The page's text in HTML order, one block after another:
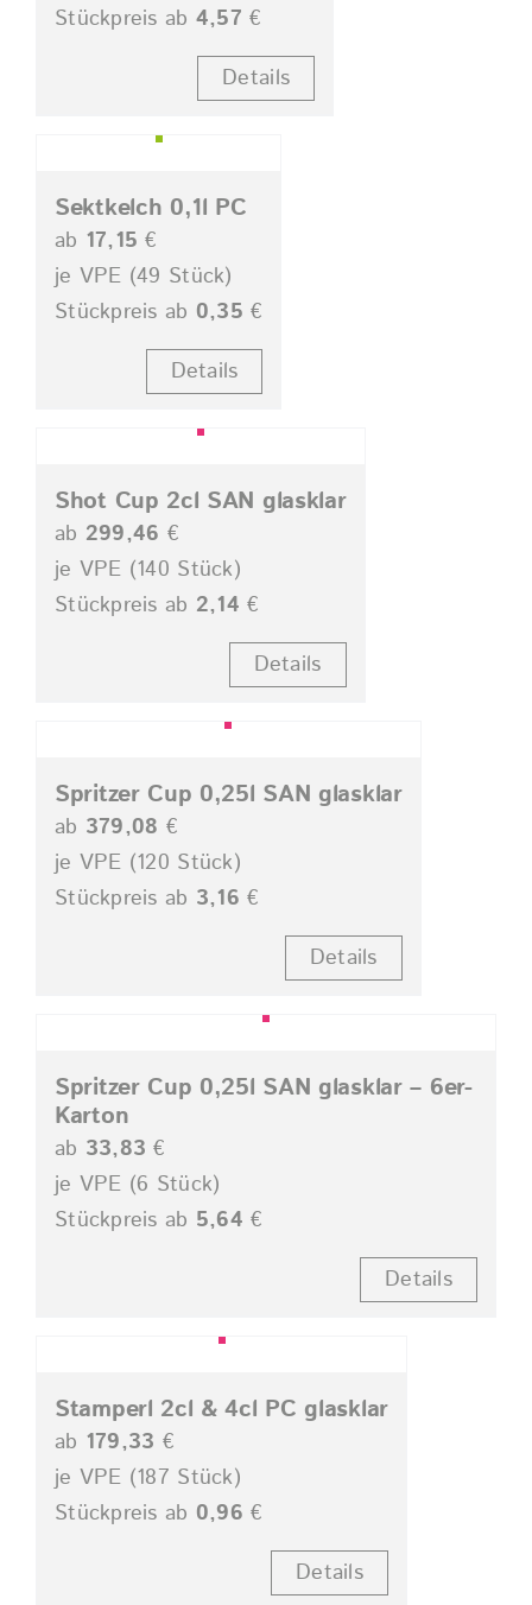
Stückpreis ab 4,57 €
Details
Sektkelch 0,1l PC
ab 17,15 €
je VPE (49 Stück)
Stückpreis ab 0,35 €
Details
Shot Cup 2cl SAN glasklar
ab 299,46 €
je VPE (140 Stück)
Stückpreis ab 2,14 €
Details
Spritzer Cup 0,25l SAN glasklar
ab 379,08 €
je VPE (120 Stück)
Stückpreis ab 3,16 €
Details
Spritzer Cup 0,25l SAN glasklar – 6er-
Karton
ab 33,83 €
je VPE (6 Stück)
Stückpreis ab 5,64 €
Details
Stamperl 2cl & 4cl PC glasklar
ab 179,33 €
je VPE (187 Stück)
Stückpreis ab 0,96 €
Details